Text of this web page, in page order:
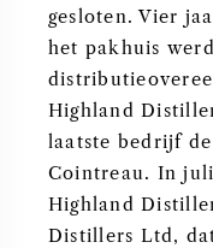
gesloten. Vier
het pakhuis
Highland
laatste bedrijf
Cointreau. In
Highland
Distillers Ltd,